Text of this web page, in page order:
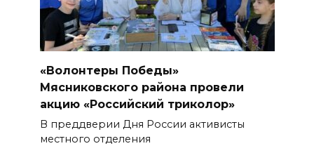
«Волонтеры Победы»
Мясниковского района провели
акцию «Российский триколор»
В преддверии Дня России активисты
местного отделения